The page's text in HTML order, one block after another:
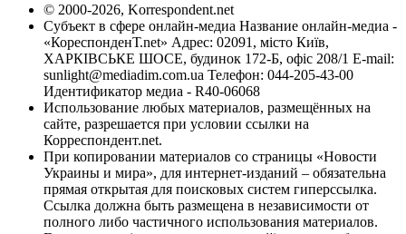
© 2000-2026, Korrespondent.net
Субъект в сфере онлайн-медиа Название онлайн-медиа -
«КореспонденТ.net» Адрес: 02091, місто Київ,
ХАРКІВСЬКЕ ШОСЕ, будинок 172-Б, офіс 208/1 E-mail:
sunlight@mediadim.com.ua Телефон: 044-205-43-00
Идентификатор медиа - R40-06068
Использование любых материалов, размещённых на
сайте, разрешается при условии ссылки на
Корреспондент.net.
При копировании материалов со страницы «Новости
Украины и мира», для интернет-изданий – обязательна
прямая открытая для поисковых систем гиперссылка.
Ссылка должна быть размещена в независимости от
полного либо частичного использования материалов.